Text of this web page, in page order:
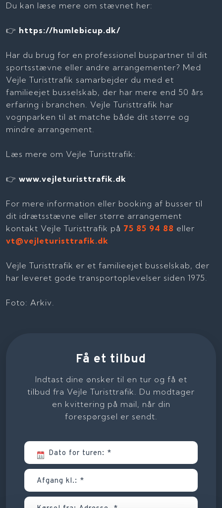
Du kan læse mere om stævnet her:
👉 https://humlebicup.dk/
Har du brug for en professionel buspartner til dit
sportsstævne eller andre arrangementer? Med
Vejle Turisttrafik samarbejder du med et
familieejet busselskab, der har mere end 50 års
erfaring i branchen. Vejle Turisttrafik har
vognparken til at matche både dit større og
mindre arrangement.
Læs mere om Vejle Turisttrafik:
👉www.vejleturisttrafik.dk
For mere information eller booking af busser til
dit idrætsstævne eller større arrangement
kontakt Vejle Turisttrafik på 75 85 94 88 eller
vt@vejleturisttrafik.dk
Vejle Turisttrafik er et familieejet busselskab, der
har leveret gode transportoplevelser siden 1975.
Foto: Arkiv.​
Få et tilbud
Indtast dine ønsker til en tur og få et
tilbud fra Vejle Turisttrafik. Du modtager
en kvittering på mail, når din
forespørgsel er sendt.​